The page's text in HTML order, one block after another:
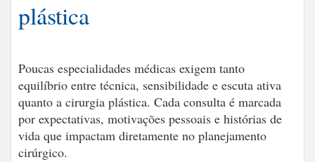
plástica
Poucas especialidades médicas exigem tanto
equilíbrio entre técnica, sensibilidade e escuta ativa
quanto a cirurgia plástica. Cada consulta é marcada
por expectativas, motivações pessoais e histórias de
vida que impactam diretamente no planejamento
cirúrgico.